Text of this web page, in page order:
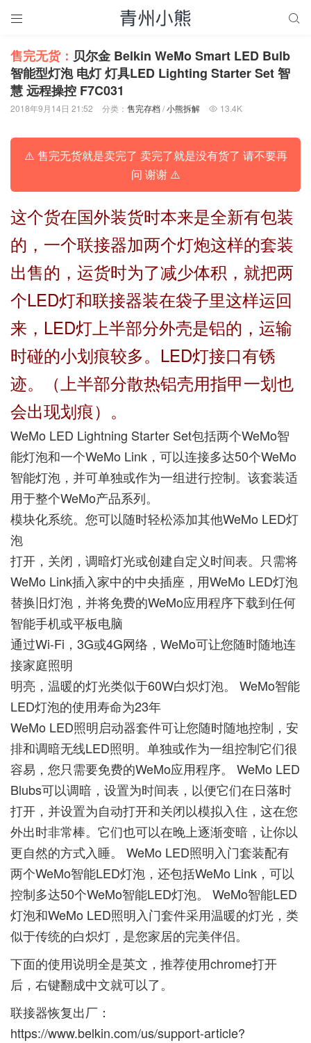
 
售完无货： 贝尔金 Belkin WeMo Smart LED Bulb
智能型灯泡 电灯 灯具LED Lighting Starter Set 智
慧 远程操控 F7C031
2018年9月14日 21:52 分类： 售完存档/小熊拆解  13.4K
⚠️ 售完无货就是卖完了 卖完了就是没有货了 请不要再
问 谢谢 ⚠️
这个货在国外装货时本来是全新有包装
的，一个联接器加两个灯炮这样的套装
出售的，运货时为了减少体积，就把两
个LED灯和联接器装在袋子里这样运回
来，LED灯上半部分外壳是铝的，运输
时碰的小划痕较多。LED灯接口有锈
迹。（上半部分散热铝壳用指甲一划也
会出现划痕）。
WeMo LED Lightning Starter Set包括两个WeMo智
能灯泡和一个WeMo Link，可以连接多达50个WeMo
智能灯泡，并可单独或作为一组进行控制。该套装适
用于整个WeMo产品系列。
模块化系统。您可以随时轻松添加其他WeMo LED灯
泡
打开，关闭，调暗灯光或创建自定义时间表。只需将
WeMo Link插入家中的中央插座，用WeMo LED灯泡
替换旧灯泡，并将免费的WeMo应用程序下载到任何
智能手机或平板电脑
通过Wi-Fi，3G或4G网络，WeMo可让您随时随地连
接家庭照明
明亮，温暖的灯光类似于60W白炽灯泡。 WeMo智能
LED灯泡的使用寿命为23年
WeMo LED照明启动器套件可让您随时随地控制，安
排和调暗无线LED照明。单独或作为一组控制它们很
容易，您只需要免费的WeMo应用程序。 WeMo LED
Blubs可以调暗，设置为时间表，以便它们在日落时
打开，并设置为自动打开和关闭以模拟入住，这在您
外出时非常棒。它们也可以在晚上逐渐变暗，让你以
更自然的方式入睡。 WeMo LED照明入门套装配有
两个WeMo智能LED灯泡，还包括WeMo Link，可以
控制多达50个WeMo智能LED灯泡。 WeMo智能LED
灯泡和WeMo LED照明入门套件采用温暖的灯光，类
似于传统的白炽灯，是您家居的完美伴侣。
下面的使用说明全是英文，推荐使用chrome打开
后，右键翻成中文就可以了。
联接器恢复出厂：
https://www.belkin.com/us/support-article?